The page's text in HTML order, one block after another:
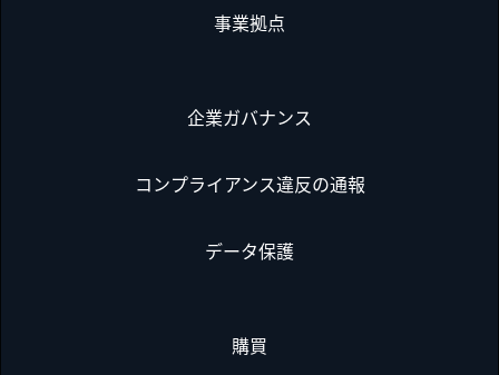
事業拠点
企業ガバナンス
コンプライアンス違反の通報
データ保護
購買